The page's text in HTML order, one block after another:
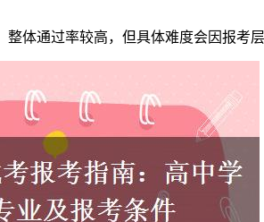
体通过率较高，但具体难度会因报考